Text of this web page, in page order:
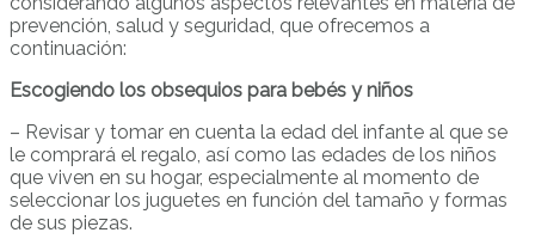
prevención, salud y seguridad, que ofrecemos a
continuación:
Escogiendo los obsequios para bebés y niños
– Revisar y tomar en cuenta la edad del infante al que se
le comprará el regalo, así como las edades de los niños
que viven en su hogar, especialmente al momento de
seleccionar los juguetes en función del tamaño y formas
de sus piezas.